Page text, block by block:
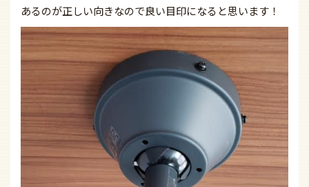
あるのが正しい向きなので良い目印になると思います！